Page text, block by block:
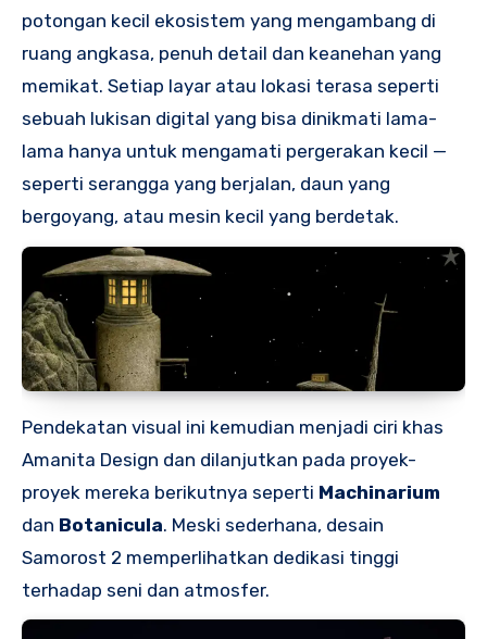
potongan kecil ekosistem yang mengambang di
ruang angkasa, penuh detail dan keanehan yang
memikat. Setiap layar atau lokasi terasa seperti
sebuah lukisan digital yang bisa dinikmati lama-
lama hanya untuk mengamati pergerakan kecil —
seperti serangga yang berjalan, daun yang
bergoyang, atau mesin kecil yang berdetak.
Pendekatan visual ini kemudian menjadi ciri khas
Amanita Design dan dilanjutkan pada proyek-
proyek mereka berikutnya seperti Machinarium
dan Botanicula. Meski sederhana, desain
Samorost 2 memperlihatkan dedikasi tinggi
terhadap seni dan atmosfer.